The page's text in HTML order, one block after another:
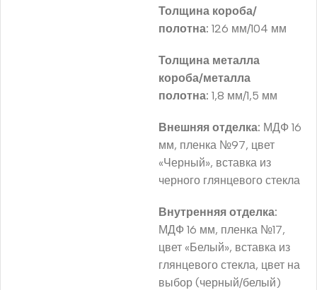
Толщина короба/
полотна: 126 мм/104 мм
Толщина металла
короба/металла
полотна: 1,8 мм/1,5 мм
Внешняя отделка: МДФ 16
мм, пленка №97, цвет
«Черный», вставка из
черного глянцевого стекла
Внутренняя отделка:
МДФ 16 мм, пленка №17,
цвет «Белый», вставка из
глянцевого стекла, цвет на
выбор (черный/белый)